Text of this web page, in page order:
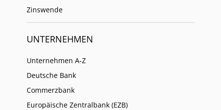
Zinswende
UNTERNEHMEN
Unternehmen A-Z
Deutsche Bank
Commerzbank
Europäische Zentralbank (EZB)